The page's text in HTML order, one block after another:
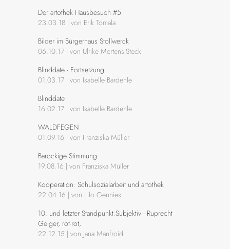
Der artothek Hausbesuch #5
23.03.18 | von Erik Tomala
Bilder im Bürgerhaus Stollwerck
06.10.17 | von Ulrike Mertens-Steck
Blinddate - Fortsetzung
01.03.17 | von Isabelle Bardehle
Blinddate
16.02.17 | von Isabelle Bardehle
WALDFEGEN
01.09.16 | von Franziska Müller
Barockige Stimmung
19.08.16 | von Franziska Müller
Kooperation: Schulsozialarbeit und artothek
22.04.16 | von Lilo Gennies
10. und letzter Standpunkt:Subjektiv - Ruprecht
Geiger, rot-rot,
22.12.15 | von Jana Manfroid